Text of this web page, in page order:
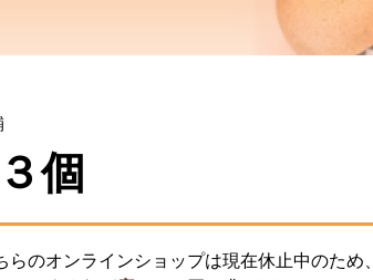
個
らのオンラインショップは現在休止中のため、